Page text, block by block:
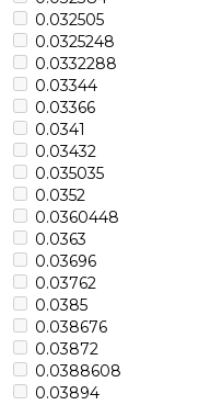
0.032505
0.0325248
0.0332288
0.03344
0.03366
0.0341
0.03432
0.035035
0.0352
0.0360448
0.0363
0.03696
0.03762
0.0385
0.038676
0.03872
0.0388608
0.03894